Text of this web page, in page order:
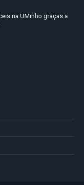
na UMinho graças a